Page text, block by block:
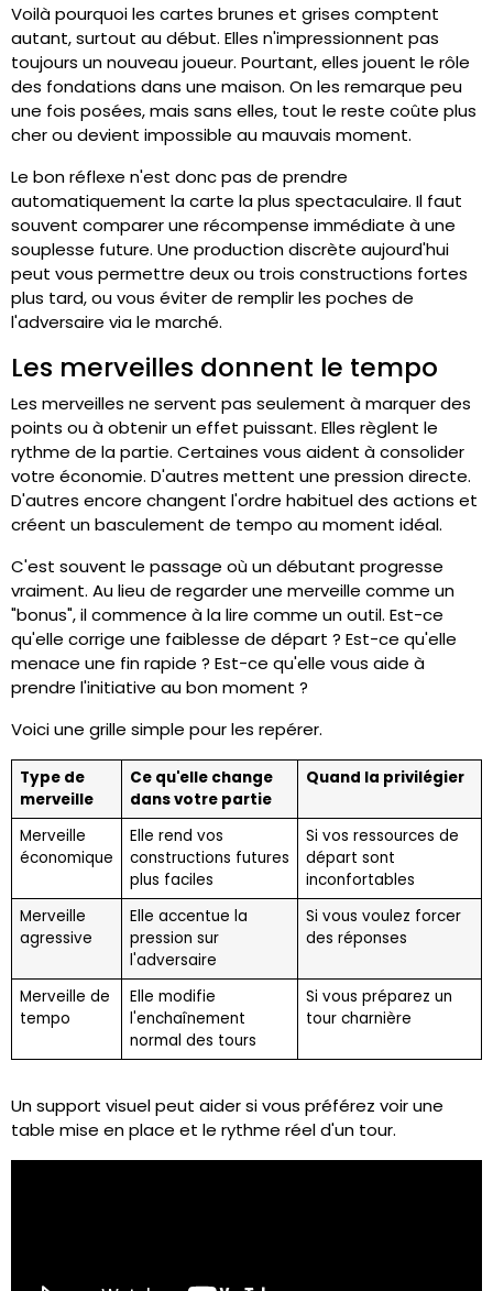
Voilà pourquoi les cartes brunes et grises comptent
autant, surtout au début. Elles n'impressionnent pas
toujours un nouveau joueur. Pourtant, elles jouent le rôle
des fondations dans une maison. On les remarque peu
une fois posées, mais sans elles, tout le reste coûte plus
cher ou devient impossible au mauvais moment.
Le bon réflexe n'est donc pas de prendre
automatiquement la carte la plus spectaculaire. Il faut
souvent comparer une récompense immédiate à une
souplesse future. Une production discrète aujourd'hui
peut vous permettre deux ou trois constructions fortes
plus tard, ou vous éviter de remplir les poches de
l'adversaire via le marché.
Les merveilles donnent le tempo
Les merveilles ne servent pas seulement à marquer des
points ou à obtenir un effet puissant. Elles règlent le
rythme de la partie. Certaines vous aident à consolider
votre économie. D'autres mettent une pression directe.
D'autres encore changent l'ordre habituel des actions et
créent un basculement de tempo au moment idéal.
C'est souvent le passage où un débutant progresse
vraiment. Au lieu de regarder une merveille comme un
"bonus", il commence à la lire comme un outil. Est-ce
qu'elle corrige une faiblesse de départ ? Est-ce qu'elle
menace une fin rapide ? Est-ce qu'elle vous aide à
prendre l'initiative au bon moment ?
Voici une grille simple pour les repérer.
Type de
merveille
Ce qu'elle change
dans votre partie
Quand la privilégier
Merveille
économique
Elle rend vos
constructions futures
plus faciles
Si vos ressources de
départ sont
inconfortables
Merveille
agressive
Elle accentue la
pression sur
l'adversaire
Si vous voulez forcer
des réponses
Merveille de
tempo
Elle modifie
l'enchaînement
normal des tours
Si vous préparez un
tour charnière
Un support visuel peut aider si vous préférez voir une
table mise en place et le rythme réel d'un tour.